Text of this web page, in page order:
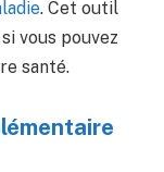
. Cet outil
vous pouvez
santé.